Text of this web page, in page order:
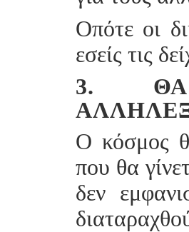
Οπότε οι
εσείς τις
3. ΘΑ
Ο κόσμος
που θα
δεν